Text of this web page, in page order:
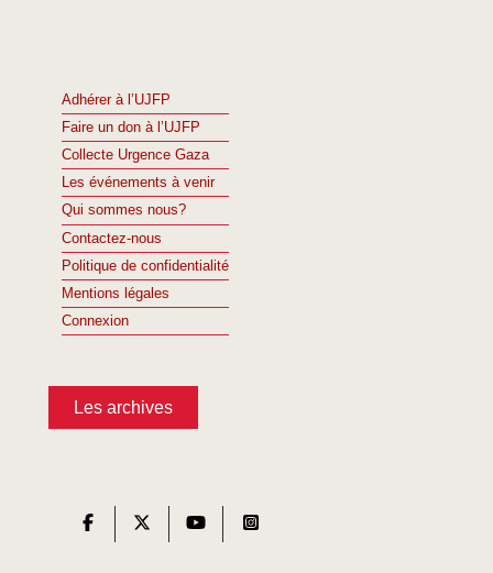
Adhérer à l’UJFP
Faire un don à l’UJFP
Collecte Urgence Gaza
Les événements à venir
Qui sommes nous?
Contactez-nous
Politique de confidentialité
Mentions légales
Connexion
Les archives